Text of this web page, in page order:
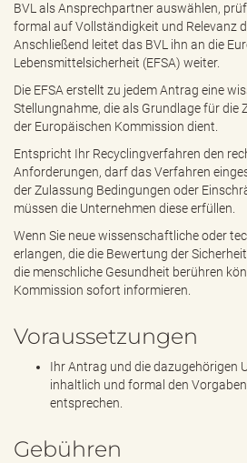
BVL als Ansprechpartner auswählen,
formal auf Vollständigkeit und Relevanz
Anschließend leitet das BVL ihn an die
Lebensmittelsicherheit (EFSA) weiter.
Die EFSA erstellt zu jedem Antrag eine
Stellungnahme, die als Grundlage für die
der Europäischen Kommission dient.
Entspricht Ihr Recyclingverfahren den
Anforderungen, darf das Verfahren
der Zulassung Bedingungen oder
müssen die Unternehmen diese erfüllen.
Wenn Sie neue wissenschaftliche oder
erlangen, die die Bewertung der
die menschliche Gesundheit berühren
Kommission sofort informieren.
Voraussetzungen
Ihr Antrag und die dazugehörigen
inhaltlich und formal den
entsprechen.
Gebühren